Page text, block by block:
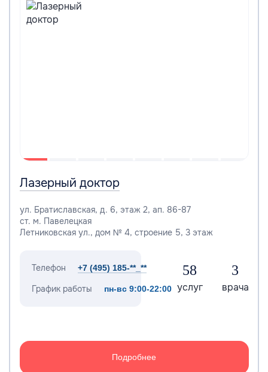
Лазерный доктор
ул. Братиславская, д. 6, этаж 2, ап. 86-87
ст. м. Павелецкая
Летниковская ул., дом № 4, строение 5, 3 этаж
Телефон +7 (495) 185-**_**
График работы пн-вс 9:00-22:00
58
услуг
3
врача
Подробнее